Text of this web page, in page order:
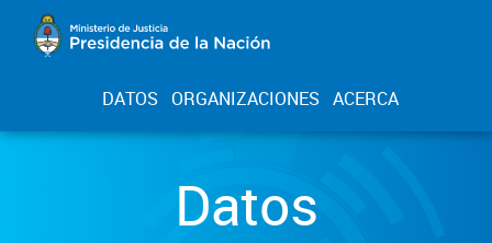
DATOS ORGANIZACIONES ACERCA
Datos